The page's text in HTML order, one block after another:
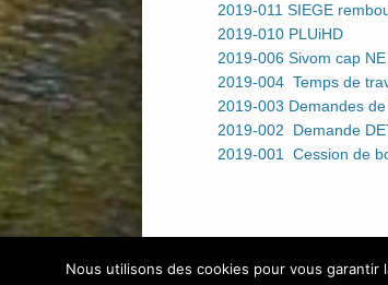
2019-011 SIEGE
2019-010 PLUiHD
2019-006 Sivom cap
2019-004 Temps de
2019-003 Demandes
2019-002 Demande
2019-001 Cession de
©2015 Mairie de Fontaine Sous
Nous utilisons des cookies pour vous